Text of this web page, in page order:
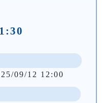
09/12 12:00